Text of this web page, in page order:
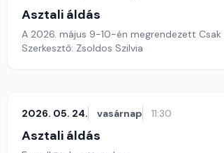
Asztali áldás
A 2026. május 9-10-én megrendezett
Szerkesztő: Zsoldos Szilvia
2026. 05. 24. vasárnap 11:30
Asztali áldás